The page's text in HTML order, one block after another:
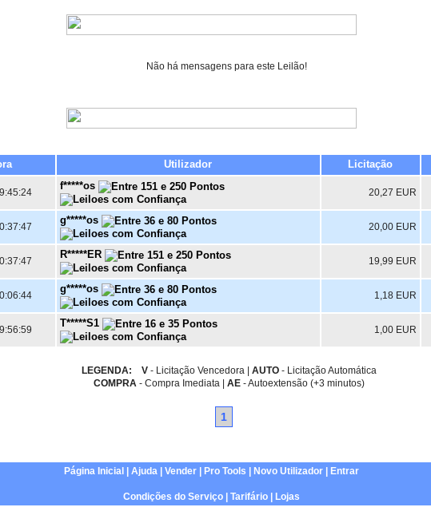
Não há mensagens para este Leilão!
Utilizador Licitação
f*****os
20,27 EUR
g*****os
20,00 EUR
R*****ER
19,99 EUR
g*****os
1,18 EUR
T*****S1
1,00 EUR
LEGENDA: V - Licitação Vencedora | AUTO - Licitação Automática
COMPRA - Compra Imediata | AE - Autoextensão (+3 minutos)
1
Página Inicial Ajuda| Vender| Pro Tools Novo Utilizador| Entrar
Condições do Serviço| Tarifário| Lojas